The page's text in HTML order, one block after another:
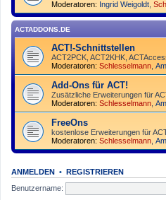
Moderatoren: Ingrid Weigoldt
ACTADDONS.DE
ACT!-Schnittstellen
ACT2PCK, ACT2KHK,
Moderatoren: Schlesselmann
Add-Ons für ACT!
Zusätzliche Erweiterungen für
Moderatoren: Schlesselmann
FreeOns
kostenlose Erweiterungen für
Moderatoren: Schlesselmann
ANMELDEN • REGISTRIEREN
Benutzername: